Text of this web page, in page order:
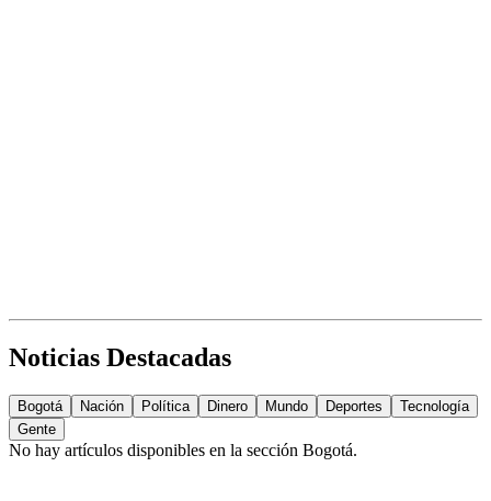
Noticias Destacadas
Bogotá Nación Política Dinero Mundo Deportes
Tecnología
Gente
No hay artículos disponibles en la sección Bogotá.